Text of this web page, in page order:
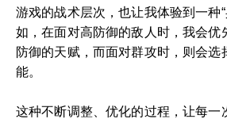
游戏的战术层次，也让我体验到一种
如，在面对高防御的敌人时，我会优
防御的天赋，而面对群攻时，则会选
能。
这种不断调整、优化的过程，让每一